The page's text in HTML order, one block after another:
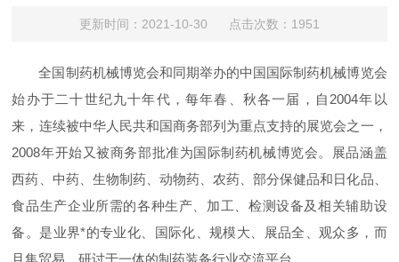
更新时间：2021-10-30 点击次数：1951
全国制药机械博览会和同期举办的中国国际制药机械博览会
始办于二十世纪九十年代，每年春、秋各一届，自2004年以
来，连续被中华人民共和国商务部列为重点支持的展览会之一，
2008年开始又被商务部批准为国际制药机械博览会。展品涵盖
西药、中药、生物制药、动物药、农药、部分保健品和日化品、
食品生产企业所需的各种生产、加工、检测设备及相关辅助设
备。是业界*的专业化、国际化、规模大、展品全、观众多，而